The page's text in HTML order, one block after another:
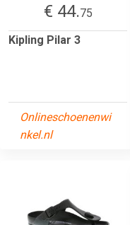
€ 44.75
Kipling Pilar 3
Onlineschoenenwi
nkel.nl